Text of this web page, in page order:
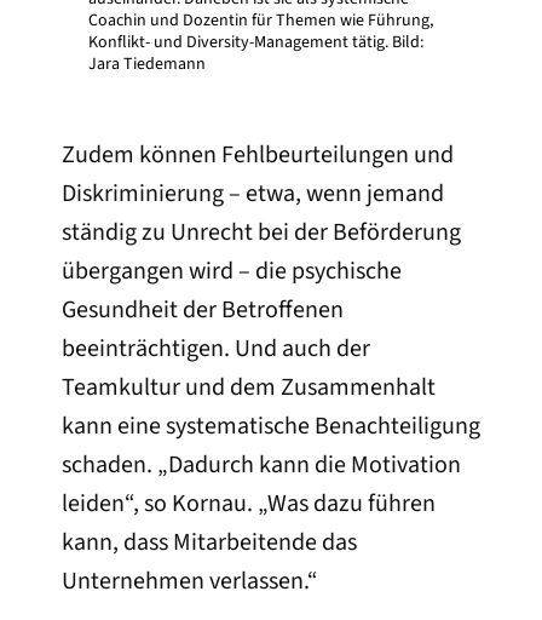
Coachin und Dozentin für Themen wie Führung,
Konflikt- und Diversity-Management tätig. Bild:
Jara Tiedemann
Zudem können Fehlbeurteilungen und
Diskriminierung – etwa, wenn jemand
ständig zu Unrecht bei der Beförderung
übergangen wird – die psychische
Gesundheit der Betroffenen
beeinträchtigen. Und auch der
Teamkultur und dem Zusammenhalt
kann eine systematische Benachteiligung
schaden. „Dadurch kann die Motivation
leiden“, so Kornau. „Was dazu führen
kann, dass Mitarbeitende das
Unternehmen verlassen.“